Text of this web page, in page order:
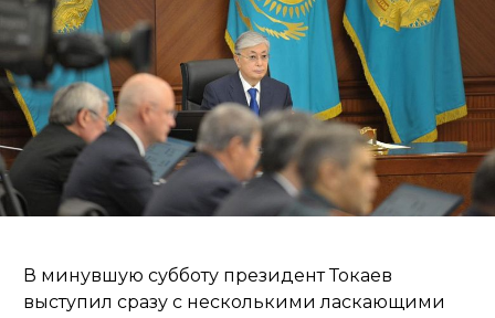
В минувшую субботу президент Токаев
выступил сразу с несколькими ласкающими